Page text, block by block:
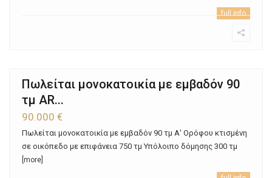
full info
Πωλείται μονοκατοικία με εμβαδόν 90
τμ ΑR...
90.000 €
Πωλείται μονοκατοικία με εμβαδόν 90 τμ Α' Ορόφου κτισμένη
σε οικόπεδο με επιφάνεια 750 τμ Υπόλοιπο δόμησης 300 τμ
[more]